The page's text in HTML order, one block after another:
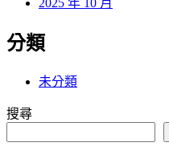
分類
未分類
搜尋